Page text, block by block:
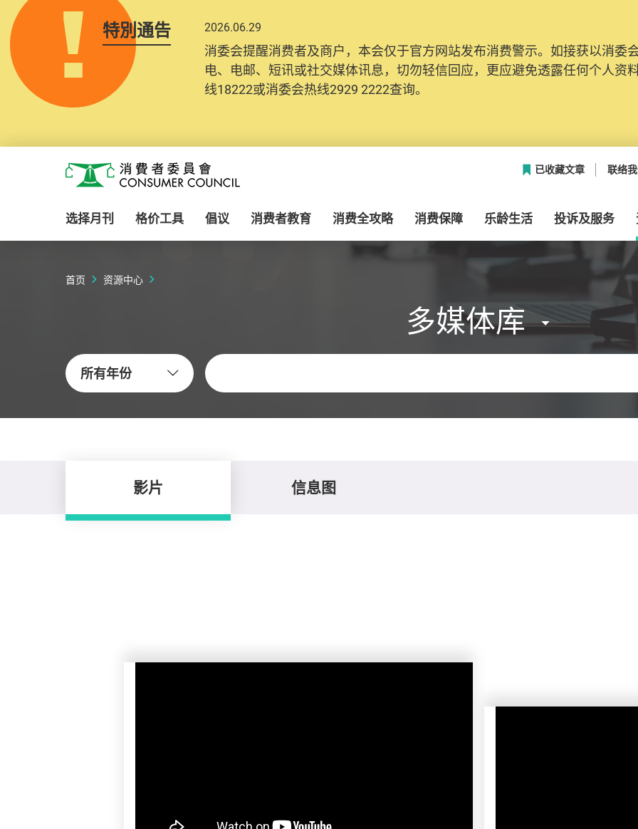
特別通告 2026.06.29
消委会提醒消费者及商户，本会仅于官方网站发布消费警示。如接获以消委
电、电邮、短讯或社交媒体讯息，切勿轻信回应，更应避免透露任何个人资
线18222或消委会热线2929 2222查询。
2025.10.31
为提升使用者体验及网络安全，本会的投诉处理系统已经进行升级及推出
消费者需要提供基本联络资料（包括姓名、电邮及电话）注册帐户，才可提
纪录将清晰整合于帐户中，方便日后作出跟进。
消费者委员会
已收藏文章 联络
选择月刊 格价工具 倡议 消费者教育 消费全攻略 消费保障 乐龄生活 投诉及服务
首页 资源中心
多媒体库
所有年份
关键字
影片 信息图